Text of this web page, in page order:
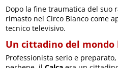
Dopo la fine traumatica del suo
rimasto nel Circo Bianco come
tecnico televisivo.
Un cittadino del
Professionista serio e